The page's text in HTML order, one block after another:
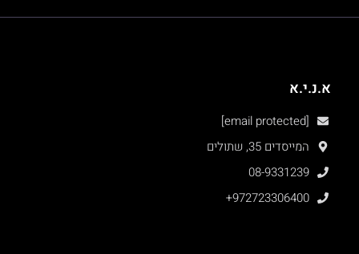
א.נ.י.א
[email protected]
המייסדים 35, שתולים
08-9331239
+972723306400